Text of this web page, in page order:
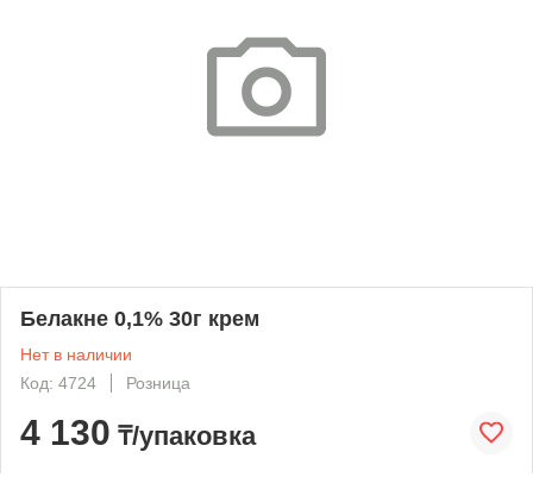
Белакне 0,1% 30г крем
Нет в наличии
Код: 4724
Розница
4 130 ₸/упаковка